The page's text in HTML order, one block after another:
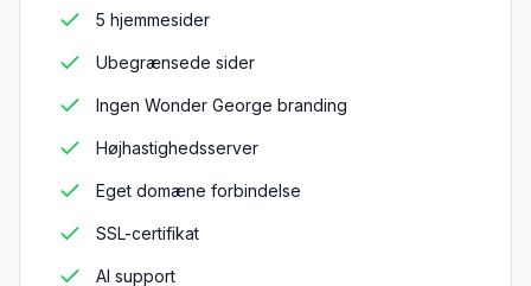
5 hjemmesider
Ubegrænsede sider
Ingen Wonder George branding
Højhastighedsserver
Eget domæne forbindelse
SSL-certifikat
AI support